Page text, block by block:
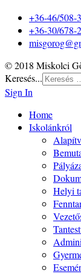
+36-46/508-
+36-30/678-
© 2018 Miskolci
Keresés...
Sign In
Home
Iskolánkról
Helyi